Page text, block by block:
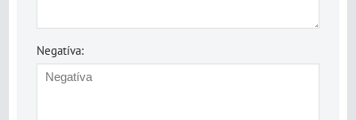
Negatíva: